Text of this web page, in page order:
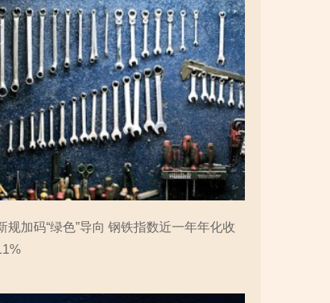
规加码“绿色”导向 钢铁指数近一年年化收